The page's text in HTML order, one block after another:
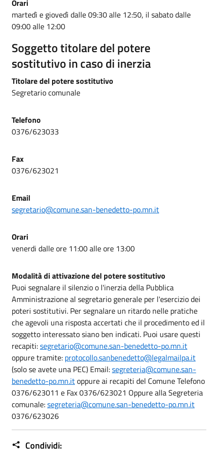
Orari
martedì e giovedì dalle 09:30 alle 12:50, il sabato dalle
09:00 alle 12:00
Soggetto titolare del potere
sostitutivo in caso di inerzia
Titolare del potere sostitutivo
Segretario comunale
Telefono
0376/623033
Fax
0376/623021
Email
segretario@comune.san-benedetto-po.mn.it
Orari
venerdi dalle ore 11:00 alle ore 13:00
Modalità di attivazione del potere sostitutivo
Puoi segnalare il silenzio o l'inerzia della Pubblica
Amministrazione al segretario generale per l'esercizio dei
poteri sostitutivi. Per segnalare un ritardo nelle pratiche
che agevoli una risposta accertati che il procedimento ed il
soggetto interessato siano ben indicati. Puoi usare questi
recapiti:segretario@comune.san-benedetto-po.mn.it
oppure tramite: protocollo.sanbenedetto@legalmailpa.it
(solo se avete una PEC) Email:segreteria@comune.san-
benedetto-po.mn.itoppure ai recapiti del Comune Telefono
0376/623011 e Fax 0376/623021 Oppure alla Segreteria
comunale:segreteria@comune.san-benedetto-po.mn.it
0376/623026
Condividi: